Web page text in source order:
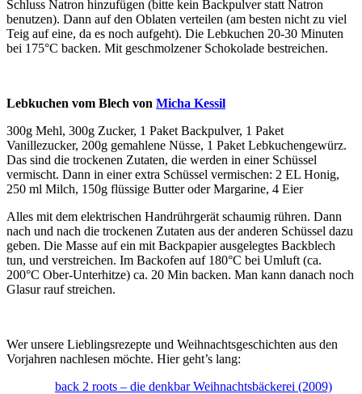
Schluss Natron hinzufügen (bitte kein Backpulver statt Natron
benutzen). Dann auf den Oblaten verteilen (am besten nicht zu viel
Teig auf eine, da es noch aufgeht). Die Lebkuchen 20-30 Minuten
bei 175°C backen. Mit geschmolzener Schokolade bestreichen.
Lebkuchen vom Blech von Micha Kessil
300g Mehl, 300g Zucker, 1 Paket Backpulver, 1 Paket
Vanillezucker, 200g gemahlene Nüsse, 1 Paket Lebkuchengewürz.
Das sind die trockenen Zutaten, die werden in einer Schüssel
vermischt. Dann in einer extra Schüssel vermischen: 2 EL Honig,
250 ml Milch, 150g flüssige Butter oder Margarine, 4 Eier
Alles mit dem elektrischen Handrührgerät schaumig rühren. Dann
nach und nach die trockenen Zutaten aus der anderen Schüssel dazu
geben. Die Masse auf ein mit Backpapier ausgelegtes Backblech
tun, und verstreichen. Im Backofen auf 180°C bei Umluft (ca.
200°C Ober-Unterhitze) ca. 20 Min backen. Man kann danach noch
Glasur rauf streichen.
Wer unsere Lieblingsrezepte und Weihnachtsgeschichten aus den
Vorjahren nachlesen möchte. Hier geht’s lang:
back 2 roots – die denkbar Weihnachtsbäckerei (2009)